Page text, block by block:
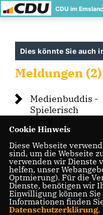
CDU im Emsland
Dies könnte Sie auch
Meldungen (2)
Medienbuddis -
Spielerisch
Gitta
Connemann
MdB: Das
schwarze Sofa
mit Olaf Thon
Cookie Hinweis
Diese Webseite
sind, um die Webseite
verwenden wir Dienste
helfen, unser
Optmierung). Für die
Dienste, benötigen wir
Einwilligung können
Informationen finden
Datenschutzerklärung.